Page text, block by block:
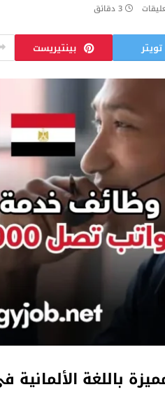
3 دقائق
تويتر بينتيريست